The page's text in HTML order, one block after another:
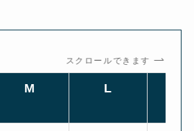
スクロールできます
M L